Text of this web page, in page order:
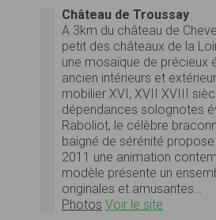
Château de Troussay
A 3km du château de
petit des châteaux de la
une mosaïque de précieux
ancien intérieurs et
mobilier XVI, XVII XVIII
dépendances solognotes
Raboliot, le célèbre
baigné de sérénité
2011 une animation
modèle présente un
originales et amusantes…
Photos Voir le site